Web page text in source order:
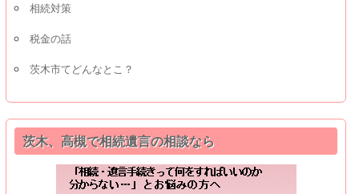
相続対策
税金の話
茨木市てどんなとこ？
茨木、高槻で相続遺言の相談なら